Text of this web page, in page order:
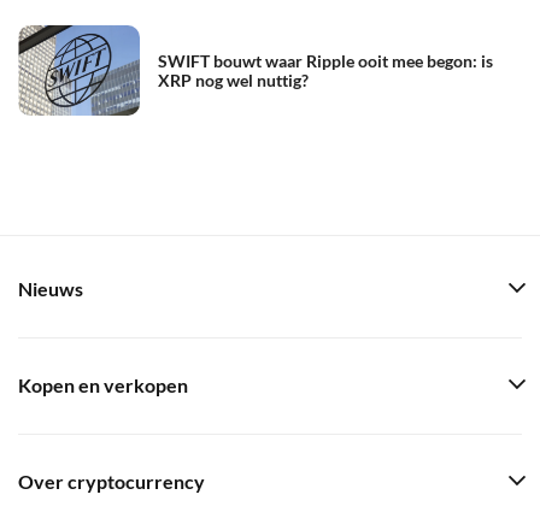
SWIFT bouwt waar Ripple ooit mee begon: is
XRP nog wel nuttig?
Nieuws
Kopen en verkopen
Over cryptocurrency